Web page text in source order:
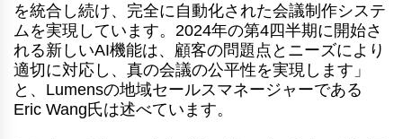
を統合し続け、完全に自動化された会議制作システ
ムを実現しています。2024年の第4四半期に開始さ
れる新しいAI機能は、顧客の問題点とニーズにより
適切に対応し、真の会議の公平性を実現します」
と、Lumensの地域セールスマネージャーである
Eric Wang氏は述べています。